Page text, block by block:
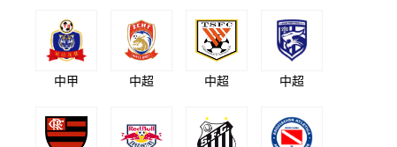
中甲 中超 中超 中超